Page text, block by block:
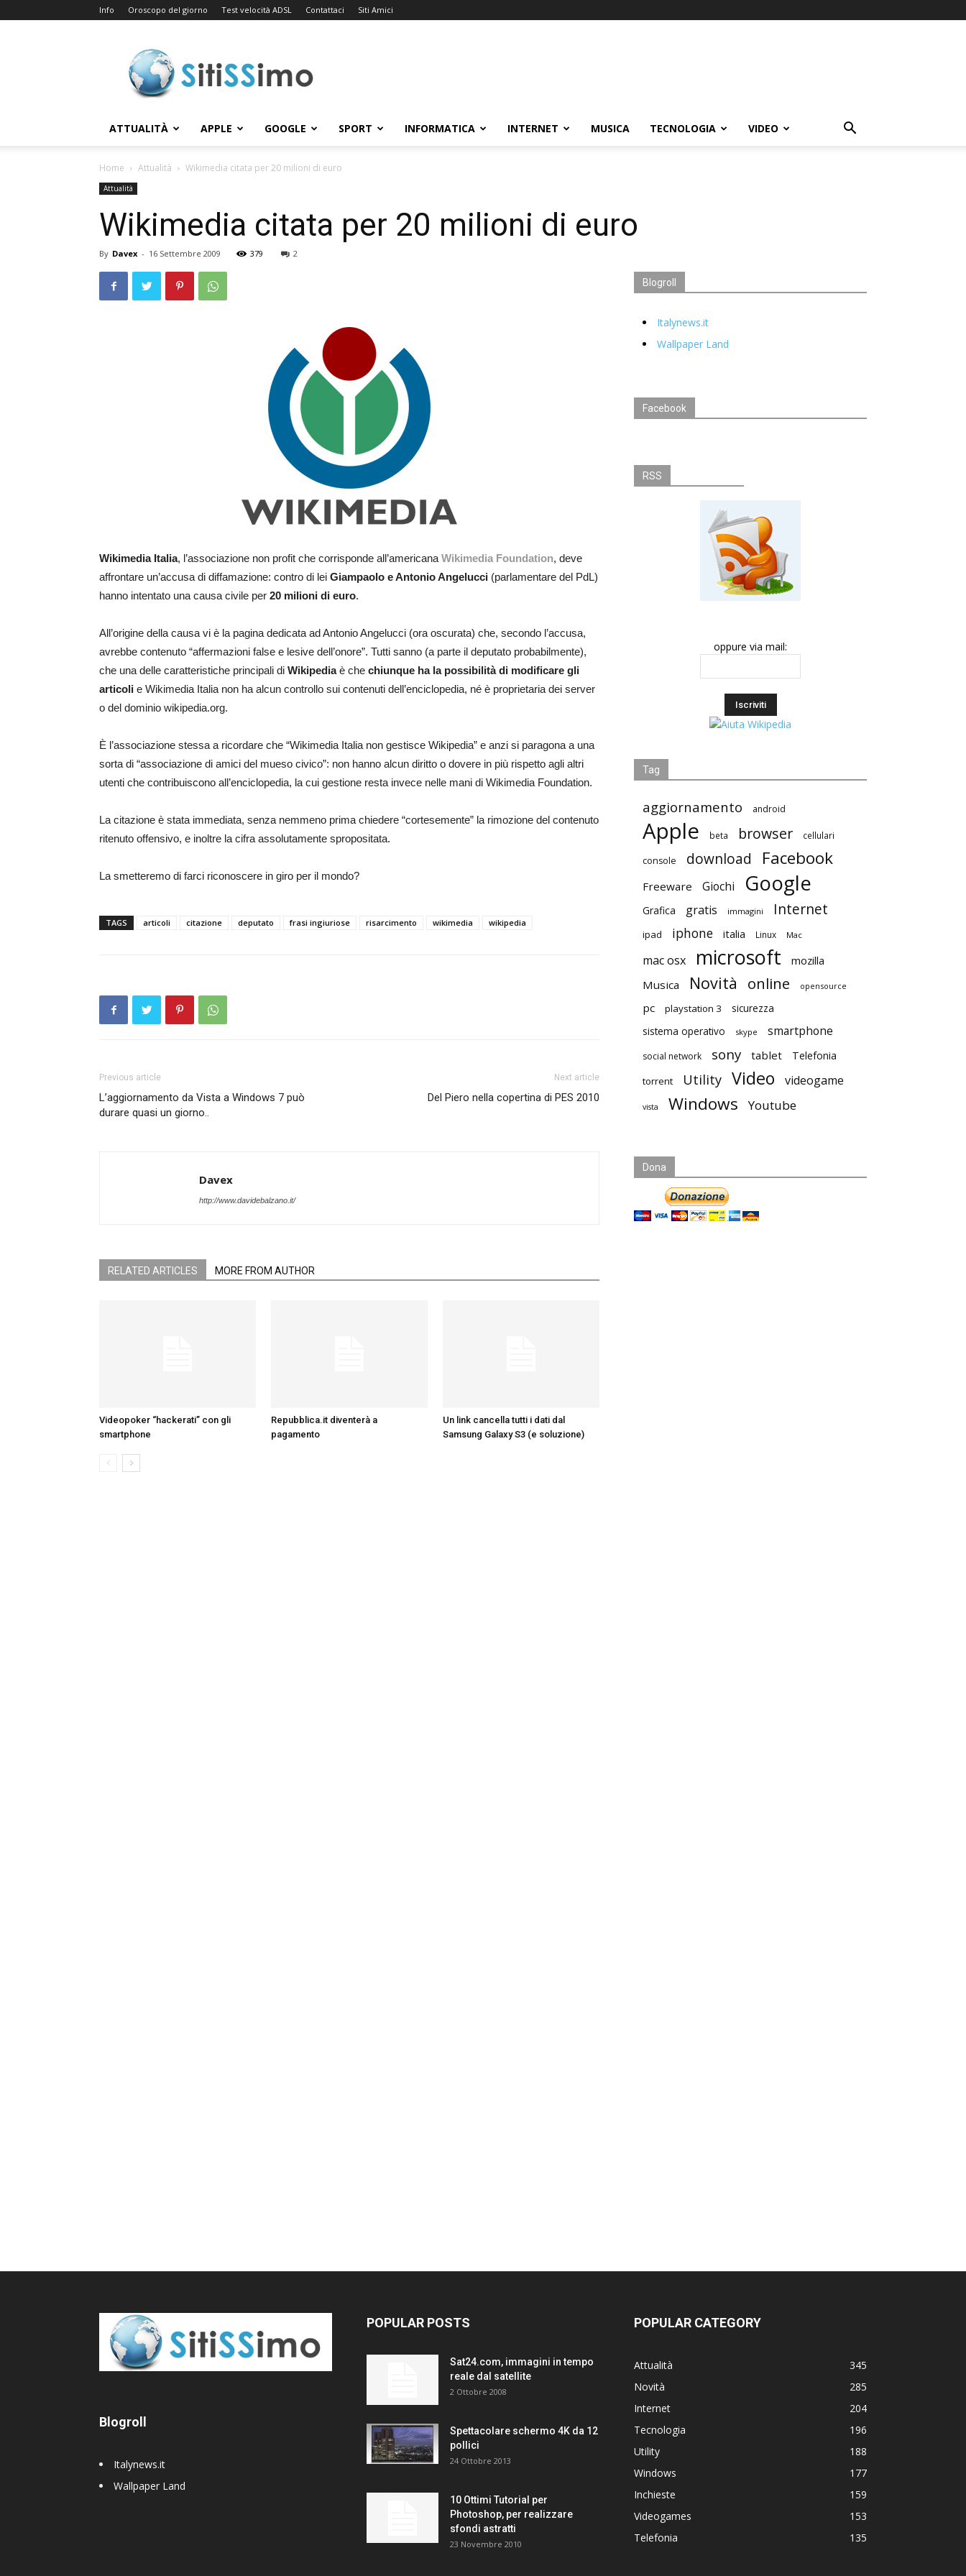
Info Oroscopo del giorno Test velocità ADSL Contattaci Siti Amici
ATTUALITÀ APPLE GOOGLE SPORT INFORMATICA INTERNET MUSICA TECNOLOGIA VIDEO
Home Attualità Wikimedia citata per 20 milioni di euro
Attualità
Wikimedia citata per 20 milioni di euro
By Davex - 16 Settembre 2009 379 2
Wikimedia Italia, l’associazione non profit che corrisponde all’americana Wikimedia Foundation, deve
affrontare un’accusa di diffamazione: contro di lei Giampaolo e Antonio Angelucci (parlamentare del PdL)
hanno intentato una causa civile per 20 milioni di euro.
All’origine della causa vi è la pagina dedicata ad Antonio Angelucci (ora oscurata) che, secondo l’accusa,
avrebbe contenuto “affermazioni false e lesive dell’onore”. Tutti sanno (a parte il deputato probabilmente),
che una delle caratteristiche principali di Wikipediaè che chiunque ha la possibilità di modificare gli
articoli e Wikimedia Italia non ha alcun controllo sui contenuti dell’enciclopedia, né è proprietaria dei server
o del dominio wikipedia.org.
È l’associazione stessa a ricordare che “Wikimedia Italia non gestisce Wikipedia” e anzi si paragona a una
sorta di “associazione di amici del mueso civico”: non hanno alcun diritto o dovere in più rispetto agli altri
utenti che contribuiscono all’enciclopedia, la cui gestione resta invece nelle mani di Wikimedia Foundation.
La citazione è stata immediata, senza nemmeno prima chiedere “cortesemente” la rimozione del contenuto
ritenuto offensivo, e inoltre la cifra assolutamente spropositata.
La smetteremo di farci riconoscere in giro per il mondo?
TAGS articoli citazione deputato frasi ingiuriose risarcimento wikimedia wikipedia
Previous article
L’aggiornamento da Vista a Windows 7 può
durare quasi un giorno..
Next article
Del Piero nella copertina di PES 2010
Davex
http://www.davidebalzano.it/
RELATED ARTICLES MORE FROM AUTHOR
Videopoker “hackerati” con gli
smartphone
Repubblica.it diventerà a
pagamento
Un link cancella tutti i dati dal
Samsung Galaxy S3 (e soluzione)
Blogroll
Italynews.it
Wallpaper Land
Facebook
RSS
oppure via mail:
Tag
aggiornamento android
Apple beta browser cellulari
console download Facebook
Freeware Giochi Google
Grafica gratis immagini Internet
ipad iphone italia Linux Mac
mac osx microsoft
mozilla
Musica
Novità online opensource
pc playstation 3
sicurezza
sistema operativo
skype smartphone
social network sony tablet Telefonia
torrent Utility Video videogame
vista Windows Youtube
Dona
Blogroll
Italynews.it
Wallpaper Land
POPULAR POSTS
Sat24.com, immagini in tempo
reale dal satellite
2 Ottobre 2008
Spettacolare schermo 4K da 12
pollici
24 Ottobre 2013
10 Ottimi Tutorial per
Photoshop, per realizzare
sfondi astratti
23 Novembre 2010
POPULAR CATEGORY
Attualità
345
Novità
285
Internet
204
Tecnologia
196
Utility
188
Windows
177
Inchieste
159
Videogames
153
Telefonia
135